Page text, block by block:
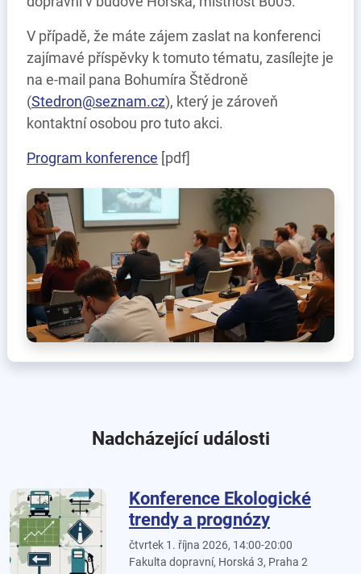
V případě, že máte zájem zaslat na konferenci
zajímavé příspěvky k tomuto tématu, zasílejte je
na e-mail pana Bohumíra Štědroně
(Stedron@seznam.cz), který je zároveň
kontaktní osobou pro tuto akci.
Program konference [pdf]
Nadcházející události
Konference Ekologické
trendy a prognózy
čtvrtek 1. října 2026, 14:00-20:00
Fakulta dopravní, Horská 3, Praha 2